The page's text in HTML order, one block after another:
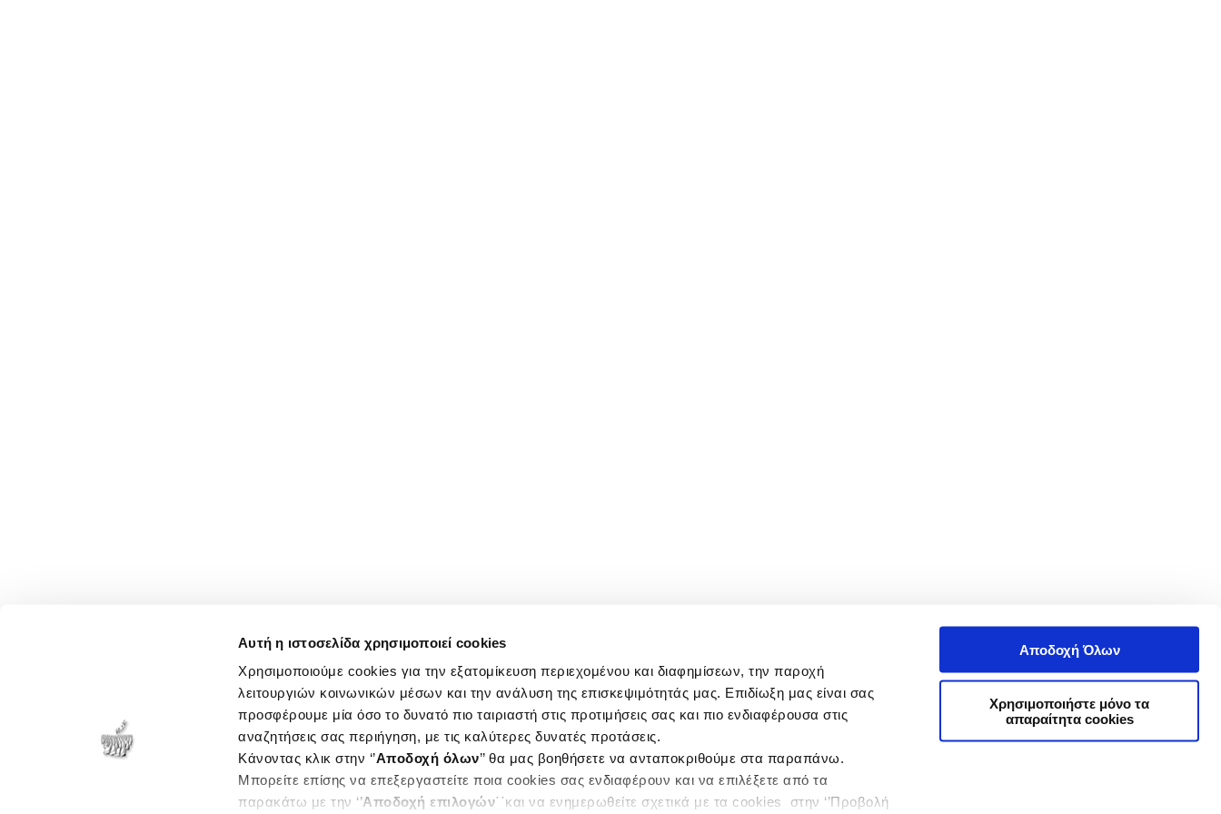
Αυτή η ιστοσελίδα χρησιμοποιεί cookies
Χρησιμοποιούμε cookies για την εξατομίκευση περιεχομένου και διαφημίσεων, την παροχή
λειτουργιών κοινωνικών μέσων και την ανάλυση της επισκεψιμότητάς μας. Επιδίωξη μας είναι σας
προσφέρουμε μία όσο το δυνατό πιο ταιριαστή στις προτιμήσεις σας και πιο ενδιαφέρουσα στις
αναζητήσεις σας περιήγηση, με τις καλύτερες δυνατές προτάσεις.
Κάνοντας κλικ στην ‘’Αποδοχή όλων’’ θα μας βοηθήσετε να ανταποκριθούμε στα παραπάνω.
Μπορείτε επίσης να επεξεργαστείτε ποια cookies σας ενδιαφέρουν και να επιλέξετε από τα
παρακάτω με την ‘’Αποδοχή επιλογών΄΄και να ενημερωθείτε σχετικά με τα cookies στην ‘’Προβολή
Αποδοχή Όλων
Χρησιμοποιήστε μόνο τα
απαραίτητα cookies